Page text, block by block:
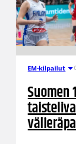
EM-kilpailut